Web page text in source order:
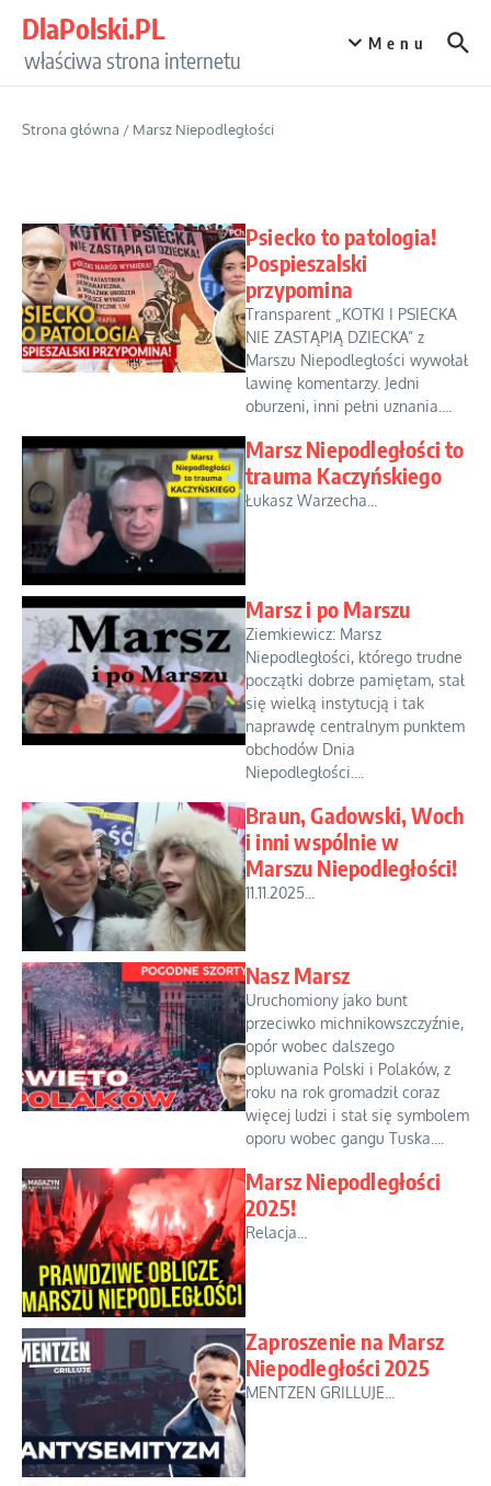
DlaPolski.PL
właściwa strona internetu
Menu
Strona główna / Marsz Niepodległości
Psiecko to patologia!
Pospieszalski
przypomina
Transparent „KOTKI I PSIECKA
NIE ZASTĄPIĄ DZIECKA” z
Marszu Niepodległości wywołał
lawinę komentarzy. Jedni
oburzeni, inni pełni uznania....
Marsz Niepodległości to
trauma Kaczyńskiego
Łukasz Warzecha...
Marsz i po Marszu
Ziemkiewicz: Marsz
Niepodległości, którego trudne
początki dobrze pamiętam, stał
się wielką instytucją i tak
naprawdę centralnym punktem
obchodów Dnia
Niepodległości....
Braun, Gadowski, Woch
i inni wspólnie w
Marszu Niepodległości!
11.11.2025...
Nasz Marsz
Uruchomiony jako bunt
przeciwko michnikowszczyźnie,
opór wobec dalszego
opluwania Polski i Polaków, z
roku na rok gromadził coraz
więcej ludzi i stał się symbolem
oporu wobec gangu Tuska....
Marsz Niepodległości
2025!
Relacja...
Zaproszenie na Marsz
Niepodległości 2025
MENTZEN GRILLUJE...